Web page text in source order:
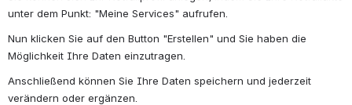
unter dem Punkt: "Meine Services" aufrufen.
Nun klicken Sie auf den Button "Erstellen" und Sie haben die
Möglichkeit Ihre Daten einzutragen.
Anschließend können Sie Ihre Daten speichern und jederzeit
verändern oder ergänzen.